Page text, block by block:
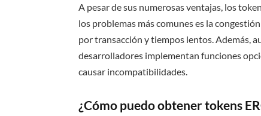
A pesar de sus numerosas ventajas, los
los problemas más comunes es la
por transacción y tiempos lentos. Además,
desarrolladores implementan funciones
causar incompatibilidades.
¿Cómo puedo obtener tokens